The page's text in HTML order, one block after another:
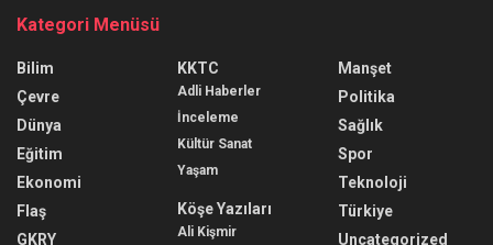
Kategori Menüsü
Bilim
Çevre
Dünya
Eğitim
Ekonomi
Flaş
GKRY
KKTC
Adli Haberler
İnceleme
Kültür Sanat
Yaşam
Köşe Yazıları
Ali Kişmir
Manşet
Politika
Sağlık
Spor
Teknoloji
Türkiye
Uncategorized